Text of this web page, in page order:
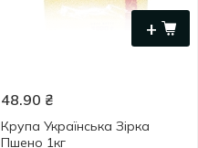
+
48.90 ₴
Крупа Українська Зірка
Пшено 1кг